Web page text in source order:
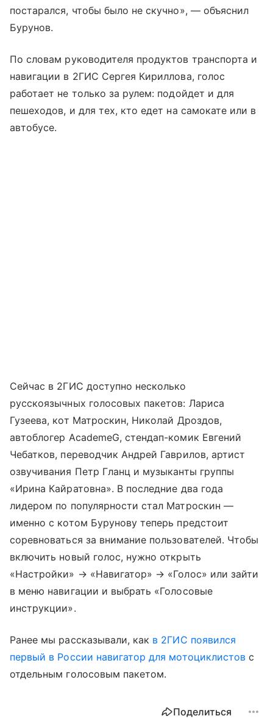
постарался, чтобы было не скучно», — объяснил
Бурунов.
По словам руководителя продуктов транспорта и
навигации в 2ГИС Сергея Кириллова, голос
работает не только за рулем: подойдет и для
пешеходов, и для тех, кто едет на самокате или в
автобусе.
Сейчас в 2ГИС доступно несколько
русскоязычных голосовых пакетов: Лариса
Гузеева, кот Матроскин, Николай Дроздов,
автоблогер AcademeG, стендап-комик Евгений
Чебатков, переводчик Андрей Гаврилов, артист
озвучивания Петр Гланц и музыканты группы
«Ирина Кайратовна». В последние два года
лидером по популярности стал Матроскин —
именно с котом Бурунову теперь предстоит
соревноваться за внимание пользователей. Чтобы
включить новый голос, нужно открыть
«Настройки» → «Навигатор» → «Голос» или зайти
в меню навигации и выбрать «Голосовые
инструкции».
Ранее мы рассказывали, как в 2ГИС появился
первый в России навигатор для мотоциклистов с
отдельным голосовым пакетом.
Поделиться